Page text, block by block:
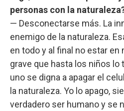
personas con la
— Desconectarse más. La
enemigo de la naturaleza.
en todo y al final no estar en
grave que hasta los niños lo
uno se digna a apagar el
la naturaleza. Yo lo apago,
verdadero ser humano y se